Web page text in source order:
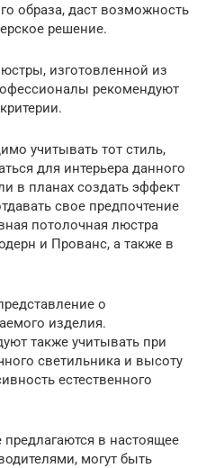
образа, даст возможность
решение.
изготовленной из
рекомендуют
учитывать тот стиль,
для интерьера данного
в планах создать эффект
свое предпочтение
потолочная люстра
и Прованс, а также в
о
изделия.
также учитывать при
светильника и высоту
естественного
в настоящее
могут быть